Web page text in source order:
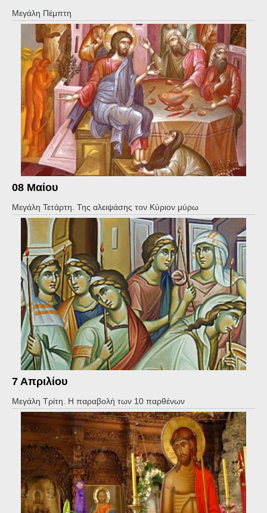
Μεγάλη Πέμπτη
08 Μαίου
Μεγάλη Τετάρτη. Της αλειψάσης τον Κύριον μύρω
7 Απριλίου
Μεγάλη Τρίτη. Η παραβολή των 10 παρθένων